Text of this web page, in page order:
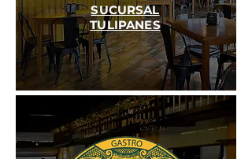
SUCURSAL
TULIPANES